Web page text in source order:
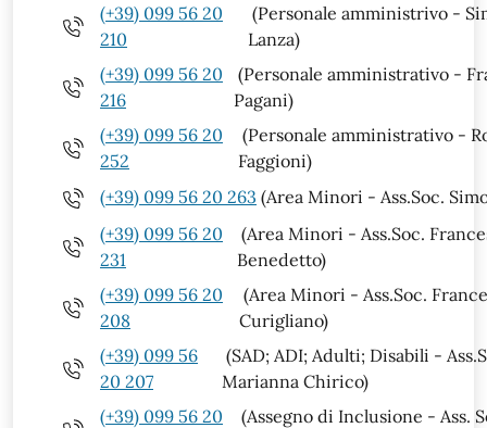
(+39) 099 56 20
210
(Personale amministrivo -
Lanza)
(+39) 099 56 20
216
(Personale amministrativo -
Pagani)
(+39) 099 56 20
252
(Personale amministrativo -
Faggioni)
(+39) 099 56 20 263 (Area Minori - Ass.Soc.
(+39) 099 56 20
231
(Area Minori - Ass.Soc.
Benedetto)
(+39) 099 56 20
208
(Area Minori - Ass.Soc.
Curigliano)
(+39) 099 56
20 207
(SAD; ADI; Adulti; Disabili -
Marianna Chirico)
(+39) 099 56 20
(Assegno di Inclusione - Ass.